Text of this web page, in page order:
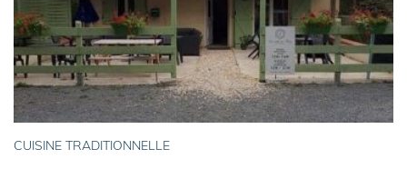
CUISINE TRADITIONNELLE